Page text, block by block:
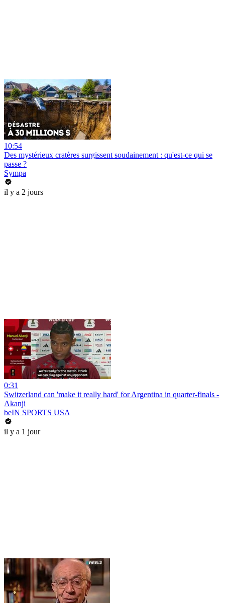
10:54
Des mystérieux cratères surgissent soudainement : qu'est-ce qui se
passe ?
Sympa
il y a 2 jours
0:31
Switzerland can 'make it really hard' for Argentina in quarter-finals -
Akanji
beIN SPORTS USA
il y a 1 jour